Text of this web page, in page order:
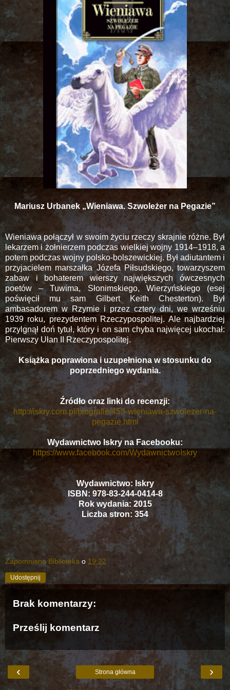
Mariusz Urbanek „Wieniawa. Szwoleżer na Pegazie”
Wieniawa połączył w swoim życiu rzeczy skrajnie różne. Był
lekarzem i żołnierzem podczas wielkiej wojny 1914–1918, a
potem podczas wojny polsko-bolszewickiej. Był adiutantem i
przyjacielem marszałka Józefa Piłsudskiego, towarzyszem
zabaw i bohaterem wierszy największych ówczesnych
poetów – Tuwima, Słonimskiego, Wierzyńskiego (esej
poświęcił mu sam Gilbert Keith Chesterton). Był
ambasadorem w Rzymie i przez cztery dni, we wrześniu
1939 roku, prezydentem Rzeczypospolitej. Ale najbardziej
przylgnął doń tytuł, który i on sam chyba najwięcej ukochał:
Pierwszy Ułan II Rzeczypospolitej.
Książka poprawiona i uzupełniona w stosunku do
poprzedniego wydania.
Źródło oraz linki do recenzji:
http://iskry.com.pl/biografie/453-wieniawa-szwolezer-na-
pegazie.html
Wydawnictwo Iskry na Facebooku:
https://www.facebook.com/WydawnictwoIskry
Wydawnictwo: Iskry
ISBN: 978-83-244-0414-8
Rok wydania: 2015
Liczba stron: 354
Zapomniana Biblioteka o 19:22
Udostępnij
Brak komentarzy:
Prześlij komentarz
‹ ›
Strona główna